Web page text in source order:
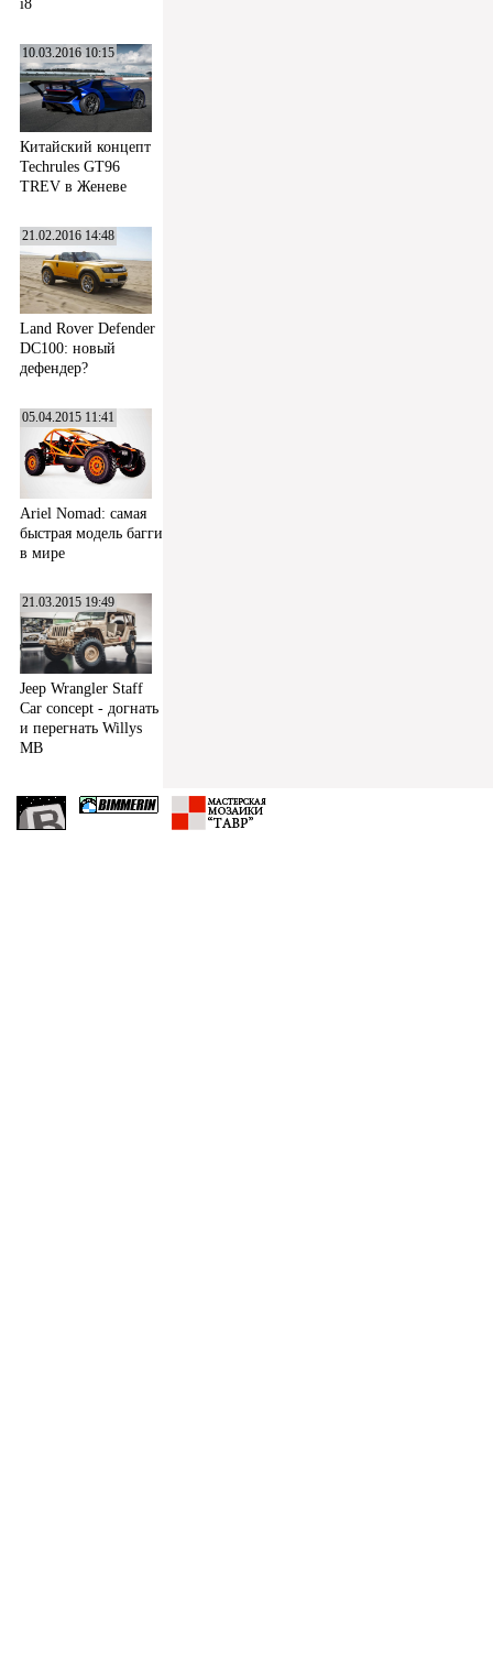
i8
10.03.2016 10:15
Китайский концепт
Techrules GT96
TREV в Женеве
21.02.2016 14:48
Land Rover Defender
DC100: новый
дефендер?
05.04.2015 11:41
Ariel Nomad: самая
быстрая модель багги
в мире
21.03.2015 19:49
Jeep Wrangler Staff
Car concept - догнать
и перегнать Willys
MB